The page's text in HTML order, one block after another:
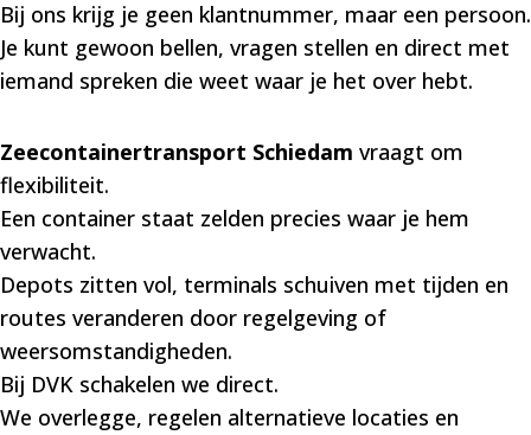
Bij ons krijg je geen klantnummer, maar een persoon.
Je kunt gewoon bellen, vragen stellen en direct met
iemand spreken die weet waar je het over hebt.
Zeecontainertransport Schiedam vraagt om
flexibiliteit.
Een container staat zelden precies waar je hem
verwacht.
Depots zitten vol, terminals schuiven met tijden en
routes veranderen door regelgeving of
weersomstandigheden.
Bij DVK schakelen we direct.
We overlegge, regelen alternatieve locaties en